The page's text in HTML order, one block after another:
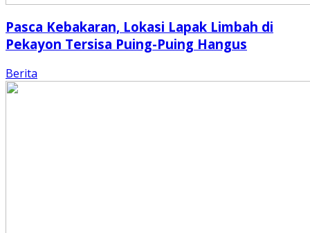
Pasca Kebakaran, Lokasi Lapak Limbah di
Pekayon Tersisa Puing-Puing Hangus
Berita